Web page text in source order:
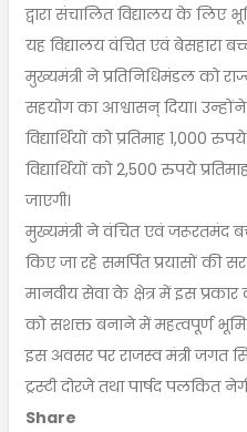
द्वारा संचालित विद्यालय के लिए
यह विद्यालय वंचित एवं बेसहारा
मुख्यमंत्री ने प्रतिनिधिमंडल को
सहयोग का आश्वासन् दिया।
विद्यार्थियों को प्रतिमाह
विद्यार्थियों को 2,500 रुपये
जाएगी।
मुख्यमंत्री ने वंचित एवं जरूरतमंद
किए जा रहे समर्पित प्रयासों की
मानवीय सेवा के क्षेत्र में इस
को सशक्त बनाने में महत्वपूर्ण
इस अवसर पर राजस्व मंत्री जगत
ट्रस्टी दोरजे तथा पार्षद पलकित
Share